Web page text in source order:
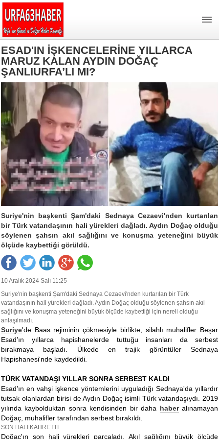
ESAD'IN İŞKENCELERİNE YILLARCA
MARUZ KALAN AYDIN DOĞAÇ
ŞANLIURFA’LI MI?
Suriye'nin başkenti Şam'daki Sednaya Cezaevi'nden kurtarılan
bir Türk vatandaşının hali yürekleri dağladı. Aydın Doğaç olduğu
söylenen şahsın akıl sağlığını ve konuşma yeteneğini büyük
ölçüde kaybettiği görüldü.
10 Aralık 2024 Salı 11:25
Suriye'nin başkenti Şam'daki Sednaya Cezaevi'nden kurtarılan bir Türk
vatandaşının hali yürekleri dağladı. Aydın Doğaç olduğu söylenen şahsın akıl
sağlığını ve konuşma yeteneğini büyük ölçüde kaybettiği için nereli olduğu
anlaşılmadı.
Suriye'de Baas rejiminin çökmesiyle birlikte, silahlı muhalifler Beşar
Esad'ın yıllarca hapishanelerde tuttuğu insanları da serbest
bırakmaya başladı. Ülkede en trajik görüntüler Sednaya
Hapishanesi'nde kaydedildi.
TÜRK VATANDAŞI YILLAR SONRA SERBEST KALDI
Esad'ın en vahşi işkence yöntemlerini uyguladığı Sednaya'da yıllardır
tutsak olanlardan birisi de Aydın Doğaç isimli Türk vatandaşıydı. 2019
yılında kaybolduktan sonra kendisinden bir daha haberalınamayan
Doğaç, muhalifler tarafından serbest bırakıldı.
SON HALİ KAHRETTİ
Doğaç'ın son hali yürekleri parçaladı. Akıl sağlığını büyük ölçüde